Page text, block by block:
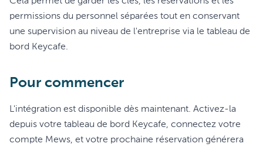
permissions du personnel séparées tout en conservant
une supervision au niveau de l'entreprise via le tableau de
bord Keycafe.
Pour commencer
L'intégration est disponible dès maintenant. Activez-la
depuis votre tableau de bord Keycafe, connectez votre
compte Mews, et votre prochaine réservation générera